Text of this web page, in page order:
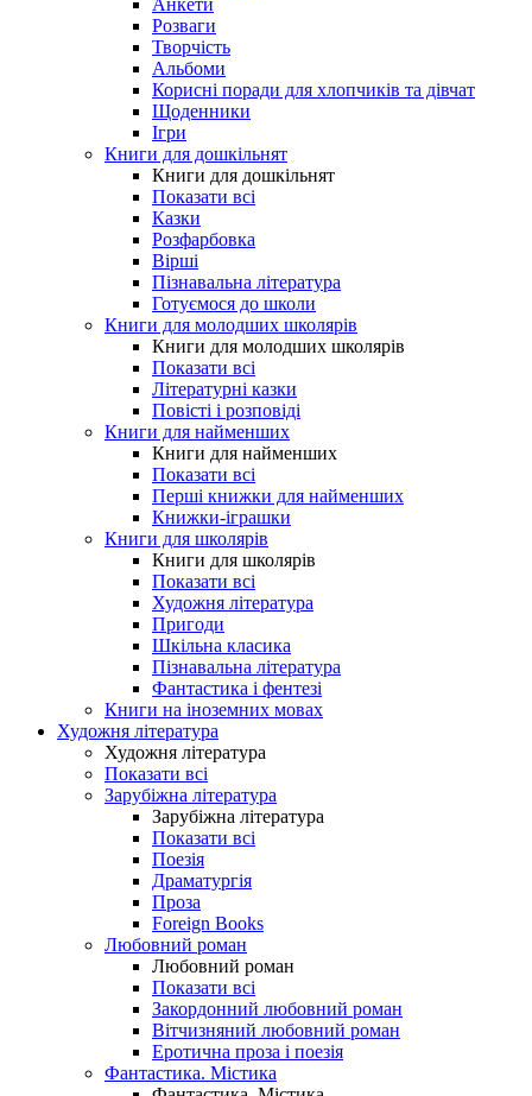
Анкети
Розваги
Творчість
Альбоми
Корисні поради для хлопчиків та дівчат
Щоденники
Ігри
Книги для дошкільнят
Книги для дошкільнят
Показати всі
Казки
Розфарбовка
Вірші
Пізнавальна література
Готуємося до школи
Книги для молодших школярів
Книги для молодших школярів
Показати всі
Літературні казки
Повісті і розповіді
Книги для найменших
Книги для найменших
Показати всі
Перші книжки для найменших
Книжки-іграшки
Книги для школярів
Книги для школярів
Показати всі
Художня література
Пригоди
Шкільна класика
Пізнавальна література
Фантастика і фентезі
Книги на іноземних мовах
Художня література
Художня література
Показати всі
Зарубіжна література
Зарубіжна література
Показати всі
Поезія
Драматургія
Проза
Foreign Books
Любовний роман
Любовний роман
Показати всі
Закордонний любовний роман
Вітчизняний любовний роман
Еротична проза і поезія
Фантастика. Містика